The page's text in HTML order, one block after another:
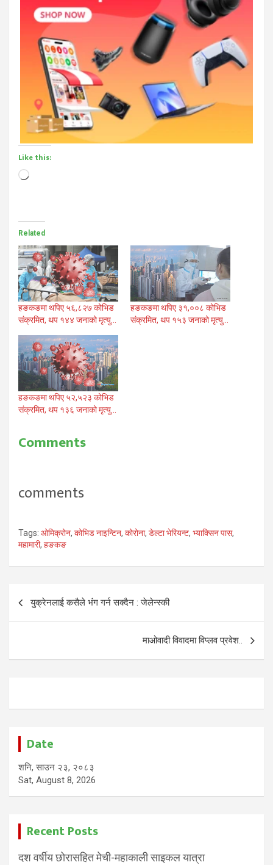
Like this:
Loading…
Related
हङकङमा थपिए ५६,८२७ कोभिड
संक्रमित, थप १४४ जनाको मृत्यु…
हङकङमा थपिए ३१,००८ कोभिड
संक्रमित, थप १५३ जनाको मृत्यु…
हङकङमा थपिए ५२,५२३ कोभिड
संक्रमित, थप १३६ जनाको मृत्यु…
Comments
comments
Tags: ओमिक्रोन, कोभिड नाइन्टिन, कोरोना, डेल्टा भेरियन्ट, भ्याक्सिन पास,
महामारी, हङकङ
Post
navigation
युक्रेनलाई कसैले भंग गर्न सक्दैन : जेलेन्स्की
माओवादी विवादमा विप्लव प्रवेश..
Date
शनि, साउन २३, २०८३
Sat, August 8, 2026
Recent Posts
दश वर्षीय छोरासहित मेची-महाकाली साइकल यात्रा